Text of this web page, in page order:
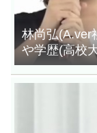
林尚弘(A.ver
や学歴(高校